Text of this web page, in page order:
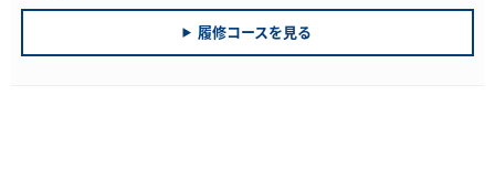
履修コースを見る